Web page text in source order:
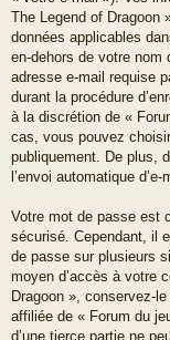
The Legend of Dragoon
données applicables
en-dehors de votre nom
adresse e-mail requise
durant la procédure
à la discrétion de «
cas, vous pouvez
publiquement. De plus,
l’envoi automatique
Votre mot de passe est
sécurisé. Cependant, il
de passe sur plusieurs
moyen d’accès à votre
Dragoon », conservez-
affiliée de « Forum du
d’une tierce partie ne